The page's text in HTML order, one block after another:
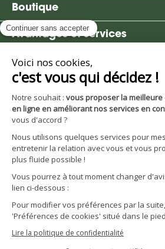
Boutique
Avantages et services
S'inscrire à la
CGV particuliers
Politique de